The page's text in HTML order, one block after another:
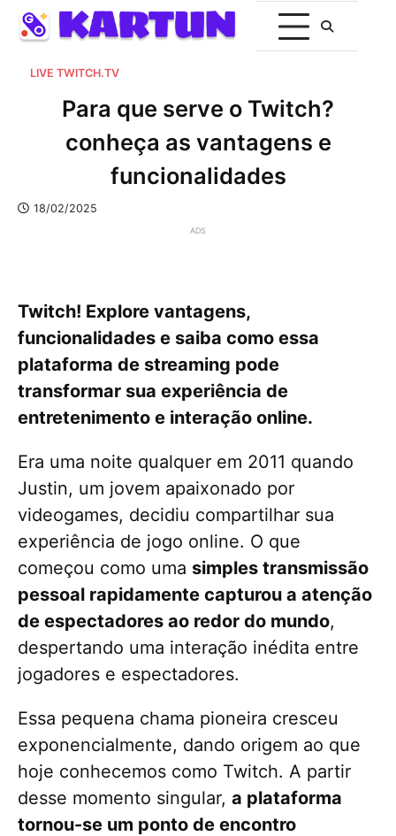
LIVE TWITCH.TV
Para que serve o Twitch?
conheça as vantagens e
funcionalidades
18/02/2025
ADS
Twitch! Explore vantagens,
funcionalidades e saiba como essa
plataforma de streaming pode
transformar sua experiência de
entretenimento e interação online.
Era uma noite qualquer em 2011 quando
Justin, um jovem apaixonado por
videogames, decidiu compartilhar sua
experiência de jogo online. O que
começou como uma simples transmissão
pessoal rapidamente capturou a atenção
de espectadores ao redor do mundo,
despertando uma interação inédita entre
jogadores e espectadores.
Essa pequena chama pioneira cresceu
exponencialmente, dando origem ao que
hoje conhecemos como Twitch. A partir
desse momento singular, a plataforma
tornou-se um ponto de encontro